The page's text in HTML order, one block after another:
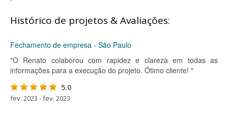
Histórico de projetos & Avaliações:
Fechamento de empresa - São Paulo
"O Renato colaborou com rapidez e clareza em todas as
informações para a execução do projeto. Ótimo cliente! "
5.0
fev. 2023 - fev. 2023